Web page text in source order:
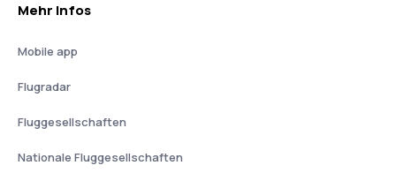
Mehr Infos
Mobile app
Flugradar
Fluggesellschaften
Nationale Fluggesellschaften